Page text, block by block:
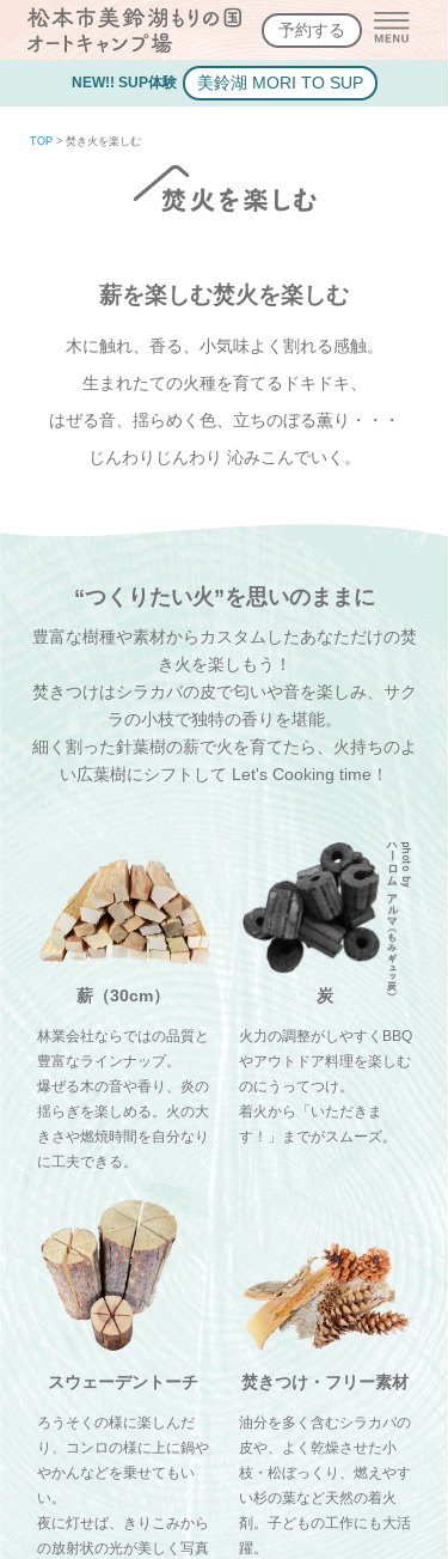
予約する
NEW!! SUP体験 美鈴湖 MORI TO SUP
TOP > 焚き火を楽しむ
薪を楽しむ焚火を楽しむ
木に触れ、香る、小気味よく割れる感触。
生まれたての火種を育てるドキドキ、
はぜる音、揺らめく色、立ちのぼる薫り・・・
じんわりじんわり 沁みこんでいく。
“つくりたい火”を思いのままに
豊富な樹種や素材からカスタムしたあなただけの焚
き火を楽しもう！
焚きつけはシラカバの皮で匂いや音を楽しみ、サク
ラの小枝で独特の香りを堪能。
細く割った針葉樹の薪で火を育てたら、火持ちのよ
い広葉樹にシフトして Let's Cooking time！
薪（30cm）
林業会社ならではの品質と
豊富なラインナップ。
爆ぜる木の音や香り、炎の
揺らぎを楽しめる。火の大
きさや燃焼時間を自分なり
に工夫できる。
炭
火力の調整がしやすくBBQ
やアウトドア料理を楽しむ
のにうってつけ。
着火から「いただきま
す！」までがスムーズ。
スウェーデントーチ
ろうそくの様に楽しんだ
り、コンロの様に上に鍋や
やかんなどを乗せてもい
い。
夜に灯せば、きりこみから
の放射状の光が美しく写真
焚きつけ・フリー素材
油分を多く含むシラカバの
皮や、よく乾燥させた小
枝・松ぼっくり、燃えやす
い杉の葉など天然の着火
剤。子どもの工作にも大活
躍。